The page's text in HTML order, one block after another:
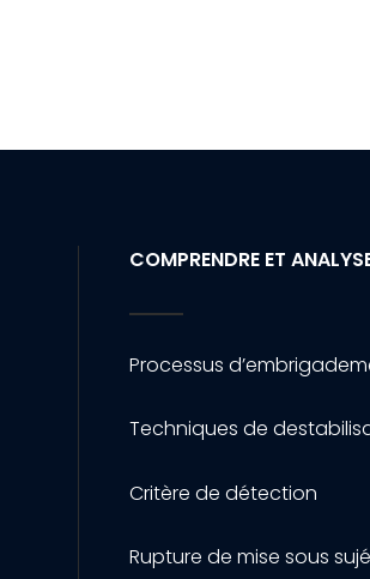
COMPRENDRE ET
Processus
Techniques de
Critère de détection
Rupture de mise sous